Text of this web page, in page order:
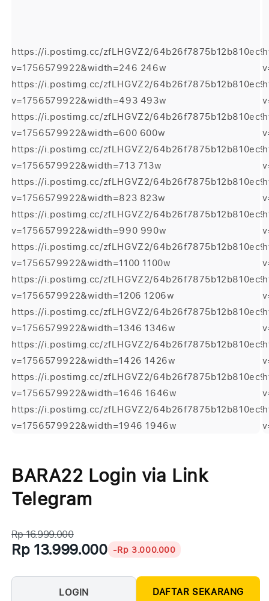
https://i.postimg.cc/zfLHGVZ2/
v=1756579922&width=246 246w
https://i.postimg.cc/zfLHGVZ2/
v=1756579922&width=493 493w
https://i.postimg.cc/zfLHGVZ2/
v=1756579922&width=600 600w
https://i.postimg.cc/zfLHGVZ2/
v=1756579922&width=713 713w
https://i.postimg.cc/zfLHGVZ2/
v=1756579922&width=823 823w
https://i.postimg.cc/zfLHGVZ2/
v=1756579922&width=990 990w
https://i.postimg.cc/zfLHGVZ2/
v=1756579922&width=1100 1100w
https://i.postimg.cc/zfLHGVZ2/
v=1756579922&width=1206 1206w
https://i.postimg.cc/zfLHGVZ2/
v=1756579922&width=1346 1346w
https://i.postimg.cc/zfLHGVZ2/
v=1756579922&width=1426 1426w
https://i.postimg.cc/zfLHGVZ2/
v=1756579922&width=1646 1646w
https://i.postimg.cc/zfLHGVZ2/
v=1756579922&width=1946 1946w
di
modal
BARA22 Login via Link
Telegram
Rp 16.999.000
Rp 13.999.000 -Rp 3.000.000
LOGIN DAFTAR SEKARANG